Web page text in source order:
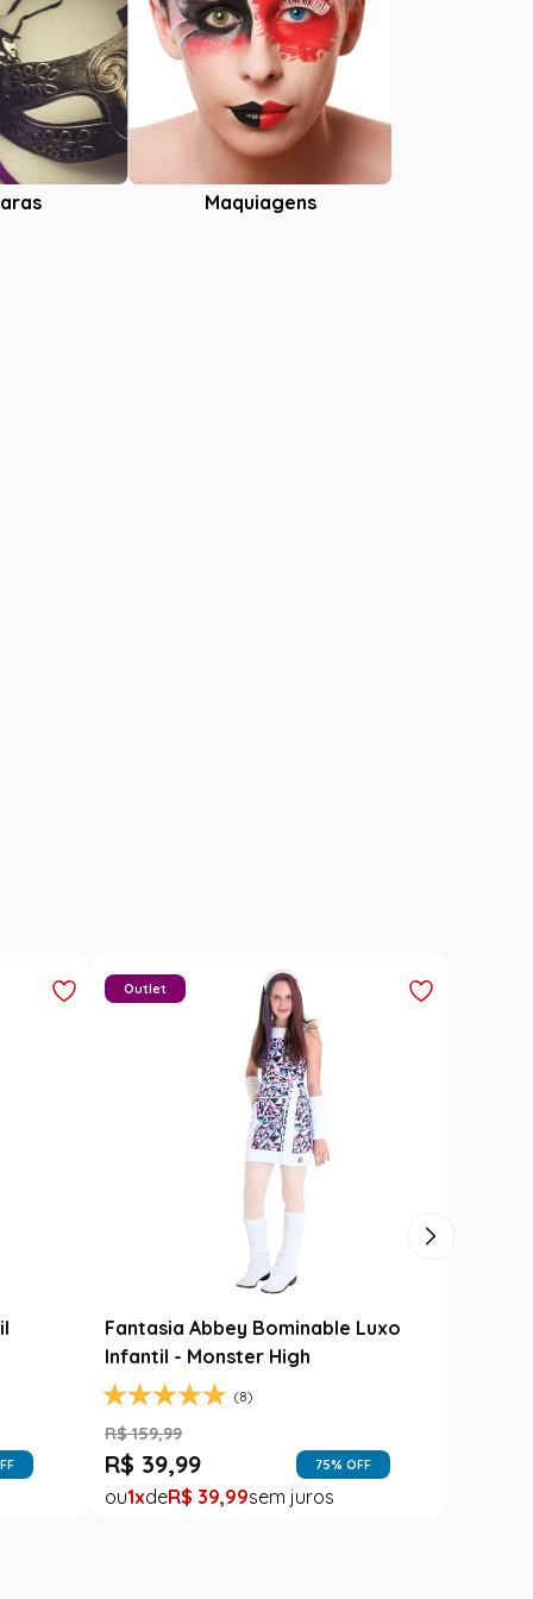
Maquiagens
Junina Adulto
Caipira Azul
Roupa Festa Junina Bebê
Fantasia Rosa Floral com
R$ 189,99
R$ 99,99